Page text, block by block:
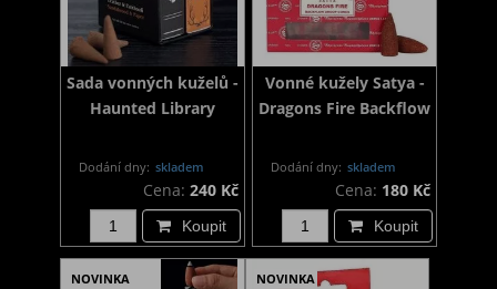
Sada vonných kuželů -
Haunted Library
Dodání dny: skladem
Cena: 240 Kč
Koupit
Vonné kužely Satya -
Dragons Fire Backflow
Dodání dny: skladem
Cena: 180 Kč
Koupit
NOVINKA NOVINKA